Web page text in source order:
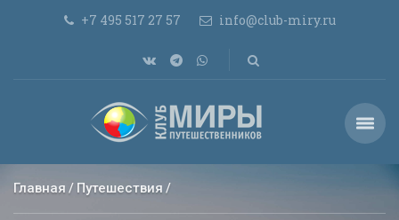
+7 495 517 27 57 info@club-miry.ru
Главная Путешествия